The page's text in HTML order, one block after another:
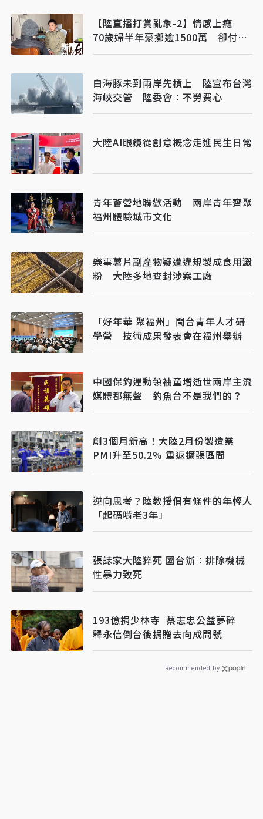
【陸直播打賞亂象-2】情感上癮
70歲婦半年豪擲逾1500萬 卻付不
出電費
白海豚未到兩岸先槓上 陸宣布台灣
海峽交管 陸委會：不勞費心
大陸AI眼鏡從創意概念走進民生日常
青年薈營地聯歡活動 兩岸青年齊聚
福州體驗城市文化
樂事薯片副產物疑遭違規製成食用澱
粉 大陸多地查封涉案工廠
「好年華 聚福州」閩台青年人才研
學營 技術成果發表會在福州舉辦
中國保釣運動領袖童增逝世兩岸主流
媒體都無聲 釣魚台不是我們的？
創3個月新高！大陸2月份製造業
PMI升至50.2% 重返擴張區間
逆向思考？陸教授倡有條件的年輕人
「起碼啃老3年」
張誌家大陸猝死 國台辦：排除機械
性暴力致死
193億捐少林寺 蔡志忠公益夢碎
釋永信倒台後捐贈去向成問號
Recommended by